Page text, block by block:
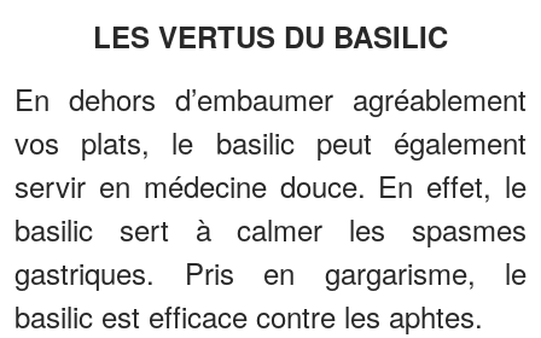
LES VERTUS DU BASILIC
En dehors d’embaumer agréablement
vos plats, le basilic peut également
servir en médecine douce. En effet, le
basilic sert à calmer les spasmes
gastriques. Pris en gargarisme, le
basilic est efficace contre les aphtes.